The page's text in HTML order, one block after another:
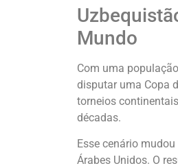
Mundo
Com uma
disputar uma Copa
torneios
décadas.
Esse cenário
Árabes Unidos. O